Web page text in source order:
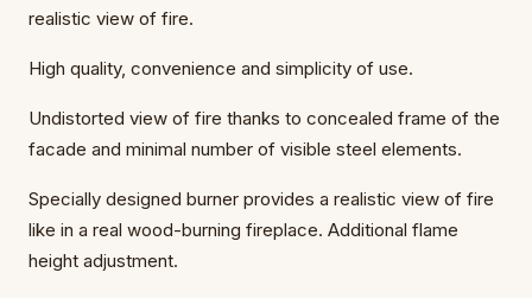
realistic view of fire.
High quality, convenience and simplicity of use.
Undistorted view of fire thanks to concealed frame of the
facade and minimal number of visible steel elements.
Specially designed burner provides a realistic view of fire
like in a real wood-burning fireplace. Additional flame
height adjustment.